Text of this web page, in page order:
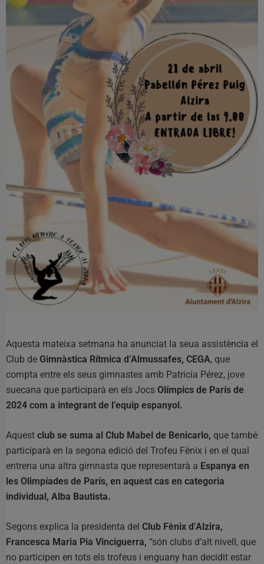
Aquesta mateixa setmana ha anunciat la seua assistència el
Club de Gimnàstica Rítmica d’Almussafes, CEGA, que
compta entre els seus gimnastes amb Patricia Pérez, jove
suecana que participarà en els Jocs Olímpics de París de
2024 com a integrant de l’equip espanyol.
Aquest club se suma al Club Mabel de Benicarlo, que també
participarà en la segona edició del Trofeu Fènix i en el qual
entrena una altra gimnasta que representarà a Espanya en
les Olimpíades de París, en aquest cas en categoria
individual, Alba Bautista.
Segons explica la presidenta del Club Fènix d’Alzira,
Francesca Maria Pia Vinciguerra, “són clubs d’alt nivell, que
no participen en tots els trofeus i enguany han decidit estar